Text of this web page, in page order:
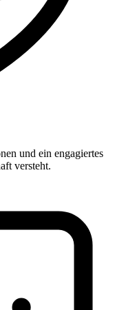
und ein engagiertes
versteht.